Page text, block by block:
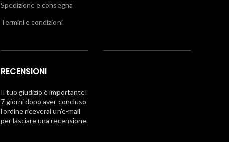
Spedizione e consegna
Termini e condizioni
RECENSIONI
Il tuo giudizio è importante!
7 giorni dopo aver concluso
l'ordine riceverai un'e-mail
per lasciare una recensione.